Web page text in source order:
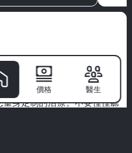
—這是自信微笑的起點。擁有
以病人為中心的方法，我們
身定制的治療。不要僅僅聽
價格 醫生